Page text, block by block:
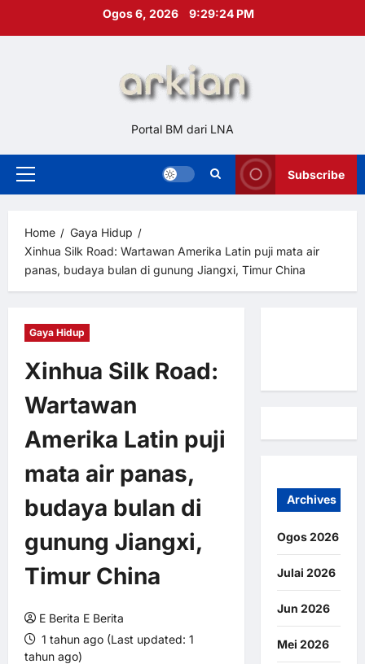
Ogos 6, 2026 9:29:26 PM
Portal BM dari LNA
Primary
Subscribe
Home
Gaya Hidup
Xinhua Silk Road: Wartawan Amerika Latin puji mata air
panas, budaya bulan di gunung Jiangxi, Timur China
Gaya Hidup
Xinhua Silk Road:
Wartawan
Amerika Latin puji
mata air panas,
budaya bulan di
gunung Jiangxi,
Timur China
E Berita E Berita
1 tahun ago (Last updated: 1
tahun ago)
Archives
Ogos 2026
Julai 2026
Jun 2026
Mei 2026